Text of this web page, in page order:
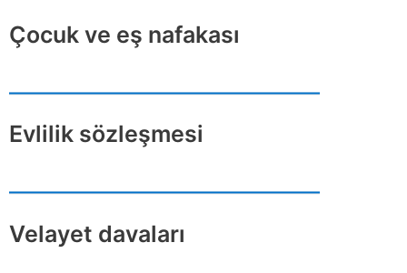
Çocuk ve eş nafakası
Evlilik sözleşmesi
Velayet davaları